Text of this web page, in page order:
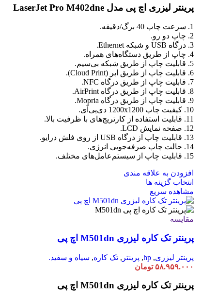
پرینتر لیزری اچ پی مدل LaserJet Pro M402dne
1. سرعت چاپ 40 برگ/دقیقه.
2. چاپ دو رو.
3. درگاه USB و شبکه Ethernet.
4. چاپ از طریق دستگاه‌های همراه.
5. قابلیت چاپ از طریق شبکه بی‌سیم.
6. قابلیت چاپ از طریق ابر (Cloud Print).
7. قابلیت چاپ از طریق درگاه NFC.
8. قابلیت چاپ از طریق درگاه AirPrint.
9. قابلیت چاپ از طریق درگاه Mopria.
10. کیفیت چاپ 1200x1200 دی‌پی‌آی.
11. قابلیت استفاده از کارتریج‌های با ظرفیت بالا.
12. صفحه نمایش LCD.
13. قابلیت چاپ از درگاه USB از روی فلش درایو.
14. حالت چاپ صرفه‌جویی انرژی.
15. قابلیت چاپ از سیستم‌عامل‌های مختلف.
افزودن به علاقه مندی
انتخاب گزینه ها
مشاهده سریع
مقایسه
پرینتر تک کاره لیزری M501dn اچ پی
پرینتر لیزری,
hp
, پرینتر , تک کاره, سیاه و سفید.
۵۸.۹۵۹.۰۰۰ تومان
پرینتر تک کاره لیزری M501dn اچ پی